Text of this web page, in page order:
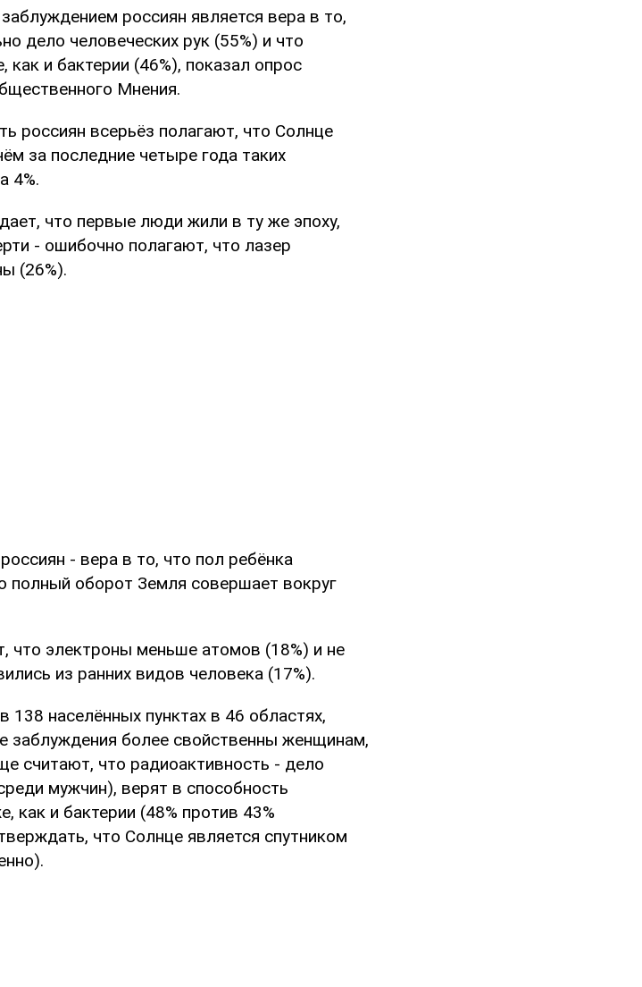
россиян является вера в то,
дело человеческих рук (55%) и что
и бактерии (46%), показал опрос
Мнения.
россиян всерьёз полагают, что Солнце
за последние четыре года таких
4%.
что первые люди жили в ту же эпоху,
- ошибочно полагают, что лазер
(26%).
- вера в то, что пол ребёнка
полный оборот Земля совершает вокруг
что электроны меньше атомов (18%) и не
из ранних видов человека (17%).
населённых пунктах в 46 областях,
заблуждения более свойственны женщинам,
считают, что радиоактивность - дело
мужчин), верят в способность
как и бактерии (48% против 43%
что Солнце является спутником